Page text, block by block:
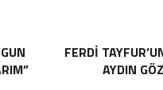
FERDI
AYDIN